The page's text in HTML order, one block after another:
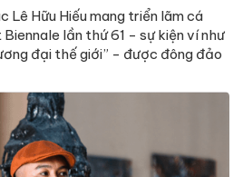
Lê Hữu Hiếu mang triển lãm cá
lần thứ 61 - sự kiện ví như
đại thế giới” - được đông đảo